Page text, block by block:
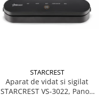
STARCREST
Aparat de vidat si sigilat
STARCREST VS-3022, Panou